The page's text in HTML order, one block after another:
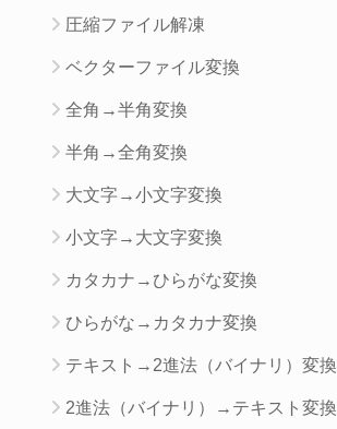
圧縮ファイル解凍
ベクターファイル変換
全角→半角変換
半角→全角変換
大文字→小文字変換
小文字→大文字変換
カタカナ→ひらがな変換
ひらがな→カタカナ変換
テキスト→2進法（バイナリ）変換
2進法（バイナリ）→テキスト変換